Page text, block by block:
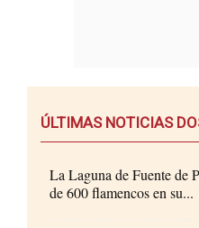
ÚLTIMAS NOTICIAS
La Laguna de Fuente de
de 600 flamencos en su...